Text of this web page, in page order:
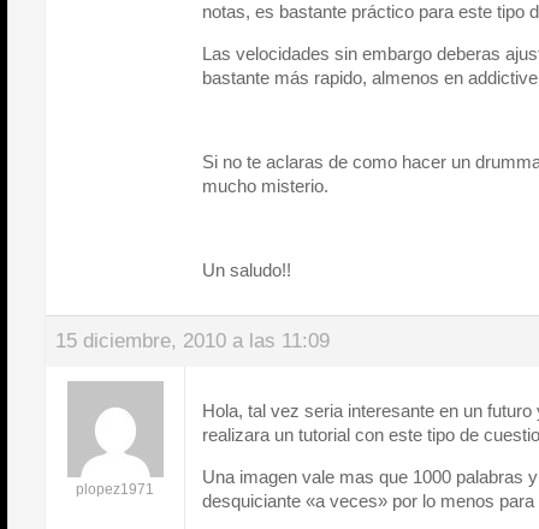
notas, es bastante práctico para este tipo
Las velocidades sin embargo deberas
bastante más rapido, almenos en
Si no te aclaras de como hacer un
mucho misterio.
Un saludo!!
15 diciembre, 2010 a las 11:09
plopez1971
Hola, tal vez seria interesante en un
realizara un tutorial con este tipo de
Una imagen vale mas que 1000 palabras
desquiciante «a veces» por lo menos para